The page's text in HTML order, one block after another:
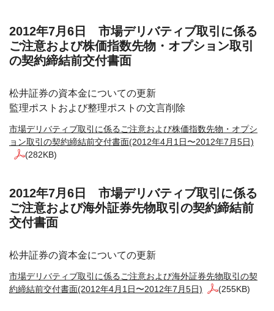
2012年7月6日 市場デリバティブ取引に係る
ご注意および株価指数先物・オプション取引
の契約締結前交付書面
松井証券の資本金についての更新
監理ポストおよび整理ポストの文言削除
市場デリバティブ取引に係るご注意および株価指数先物・オプシ
ョン取引の契約締結前交付書面(2012年4月1日〜2012年7月5日)
(282KB)
2012年7月6日 市場デリバティブ取引に係る
ご注意および海外証券先物取引の契約締結前
交付書面
松井証券の資本金についての更新
市場デリバティブ取引に係るご注意および海外証券先物取引の契
約締結前交付書面(2012年4月1日〜2012年7月5日)
(255KB)